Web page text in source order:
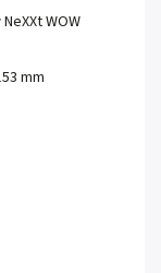
WOW
mm